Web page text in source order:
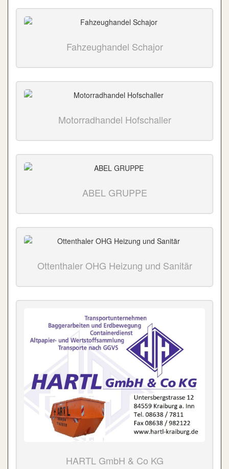
Fahzeughandel Schajor
Motorradhandel Hofschaller
ABEL GRUPPE
Ottenthaler OHG Heizung und Sanitär
HARTL GmbH & Co KG